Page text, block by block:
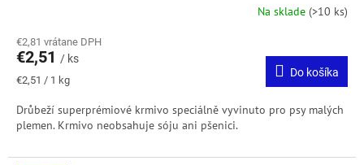
Na sklade (>10 ks)
€2,81 vrátane DPH
€2,51 / ks
Jednotková
€2,51 / 1 kg
Do košíka
Drůbeží superprémiové krmivo speciálně vyvinuto pro psy malých
plemen. Krmivo neobsahuje sóju ani pšenici.